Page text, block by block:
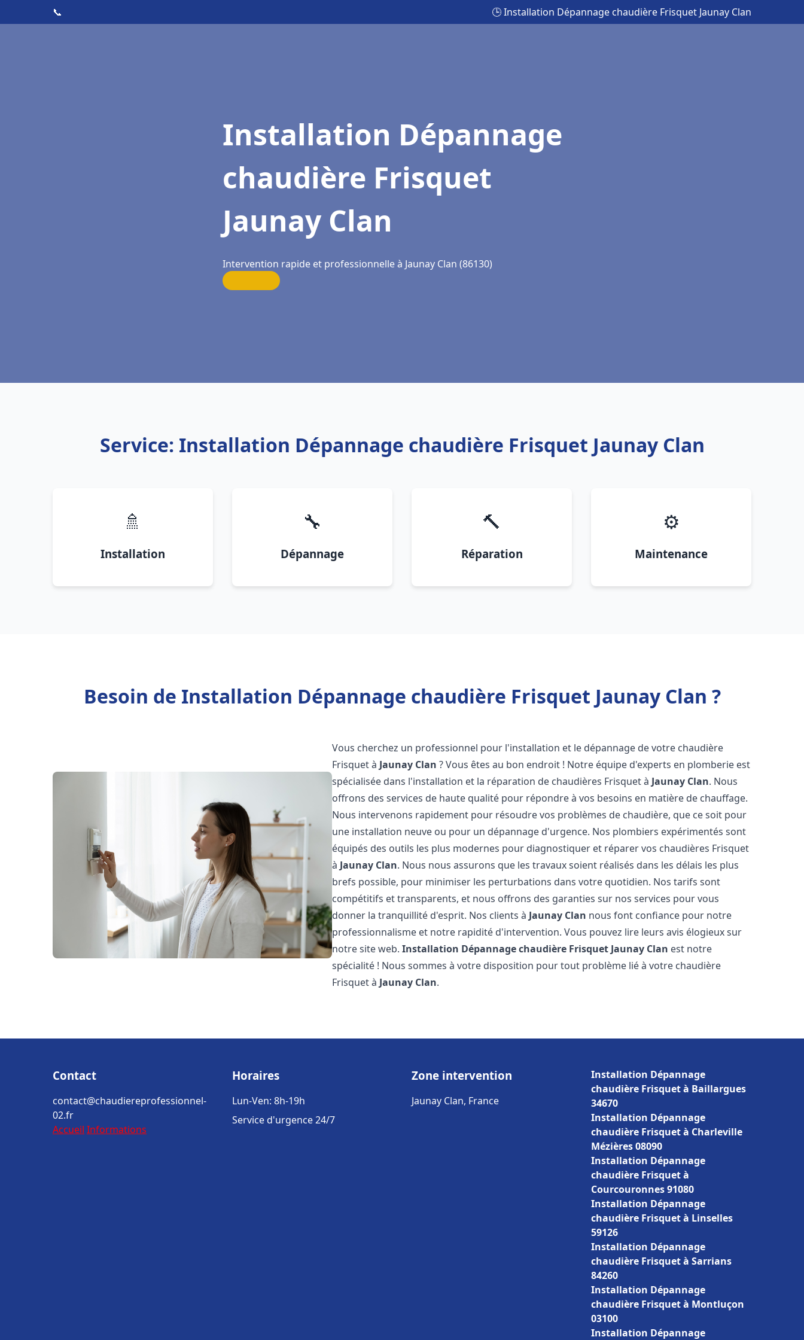
📞 🕒 Installation Dépannage chaudière Frisquet Jaunay Clan
Installation Dépannage
chaudière Frisquet
Jaunay Clan
Intervention rapide et professionnelle à Jaunay Clan (86130)
Service: Installation Dépannage chaudière Frisquet Jaunay Clan
🚿
Installation
🔧
Dépannage
🔨
Réparation
⚙️
Maintenance
Besoin de Installation Dépannage chaudière Frisquet Jaunay Clan ?
Vous cherchez un professionnel pour l'installation et le dépannage de votre chaudière
Frisquet à Jaunay Clan ? Vous êtes au bon endroit ! Notre équipe d'experts en plomberie est
spécialisée dans l'installation et la réparation de chaudières Frisquet à Jaunay Clan. Nous
offrons des services de haute qualité pour répondre à vos besoins en matière de chauffage.
Nous intervenons rapidement pour résoudre vos problèmes de chaudière, que ce soit pour
une installation neuve ou pour un dépannage d'urgence. Nos plombiers expérimentés sont
équipés des outils les plus modernes pour diagnostiquer et réparer vos chaudières Frisquet
à Jaunay Clan. Nous nous assurons que les travaux soient réalisés dans les délais les plus
brefs possible, pour minimiser les perturbations dans votre quotidien. Nos tarifs sont
compétitifs et transparents, et nous offrons des garanties sur nos services pour vous
donner la tranquillité d'esprit. Nos clients à Jaunay Clan nous font confiance pour notre
professionnalisme et notre rapidité d'intervention. Vous pouvez lire leurs avis élogieux sur
notre site web.Installation Dépannage chaudière Frisquet Jaunay Clan est notre
spécialité ! Nous sommes à votre disposition pour tout problème lié à votre chaudière
Frisquet à Jaunay Clan.
Contact
contact@chaudiereprofessionnel-
02.fr
Accueil Informations
Horaires
Lun-Ven: 8h-19h
Service d'urgence 24/7
Zone intervention
Jaunay Clan, France
Installation Dépannage
chaudière Frisquet à Baillargues
34670
Installation Dépannage
chaudière Frisquet à Charleville
Mézières 08090
Installation Dépannage
chaudière Frisquet à
Courcouronnes 91080
Installation Dépannage
chaudière Frisquet à Linselles
59126
Installation Dépannage
chaudière Frisquet à Sarrians
84260
Installation Dépannage
chaudière Frisquet à Montluçon
03100
Installation Dépannage